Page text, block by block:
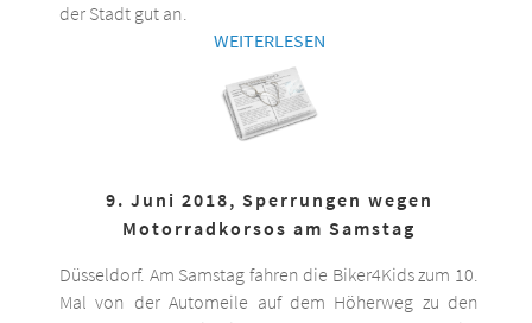
der Stadt gut an.
WEITERLESEN
9. Juni 2018, Sperrungen wegen
Motorradkorsos am Samstag
Düsseldorf. Am Samstag fahren die Biker4Kids zum 10.
Mal von der Automeile auf dem Höherweg zu den